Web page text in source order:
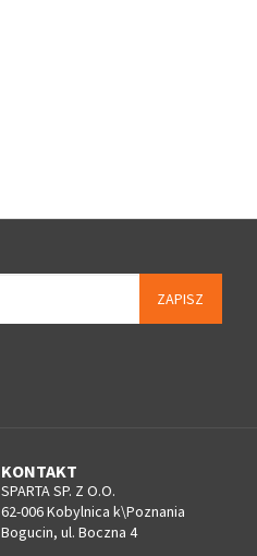
ZAPISZ
KONTAKT
SPARTA SP. Z O.O.
62-006 Kobylnica k\Poznania
Bogucin, ul. Boczna 4